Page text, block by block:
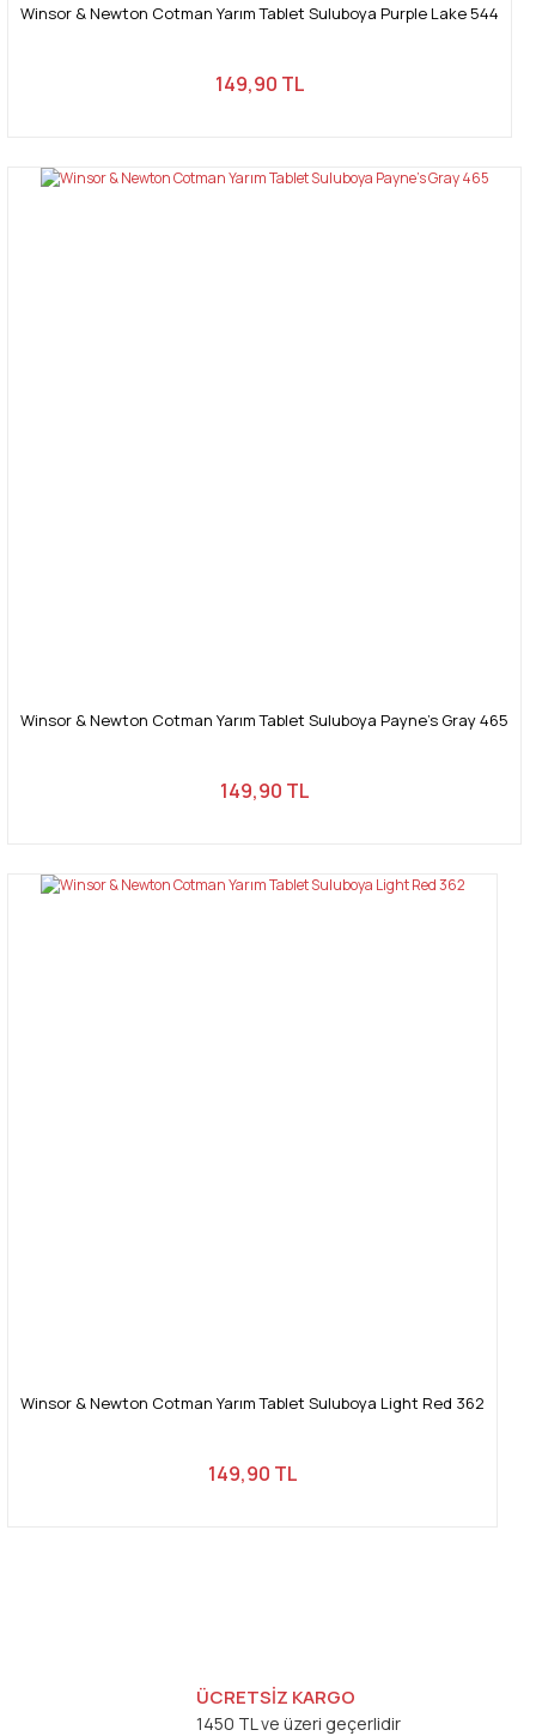
Winsor & Newton Cotman Yarım Tablet Suluboya Purple Lake 544
149,90 TL
Winsor & Newton Cotman Yarım Tablet Suluboya Payne's Gray 465
149,90 TL
Winsor & Newton Cotman Yarım Tablet Suluboya Light Red 362
149,90 TL
ÜCRETSİZ KARGO
1450 TL ve üzeri geçerlidir